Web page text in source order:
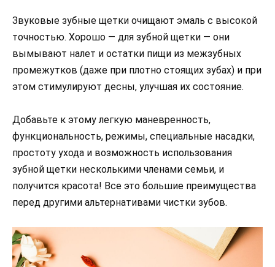
Звуковые зубные щетки очищают эмаль с высокой
точностью. Хорошо — для зубной щетки — они
вымывают налет и остатки пищи из межзубных
промежутков (даже при плотно стоящих зубах) и при
этом стимулируют десны, улучшая их состояние.
Добавьте к этому легкую маневренность,
функциональность, режимы, специальные насадки,
простоту ухода и возможность использования
зубной щетки несколькими членами семьи, и
получится красота! Все это большие преимущества
перед другими альтернативами чистки зубов.